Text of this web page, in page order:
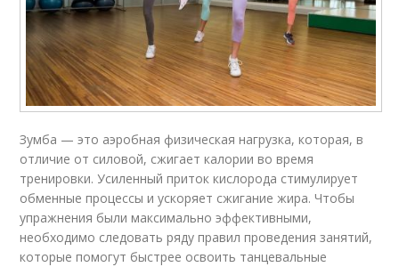
Зумба — это аэробная физическая нагрузка, которая, в
отличие от силовой, сжигает калории во время
тренировки. Усиленный приток кислорода стимулирует
обменные процессы и ускоряет сжигание жира. Чтобы
упражнения были максимально эффективными,
необходимо следовать ряду правил проведения занятий,
которые помогут быстрее освоить танцевальные